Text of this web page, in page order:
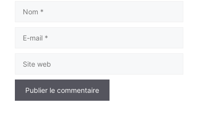
mail
web